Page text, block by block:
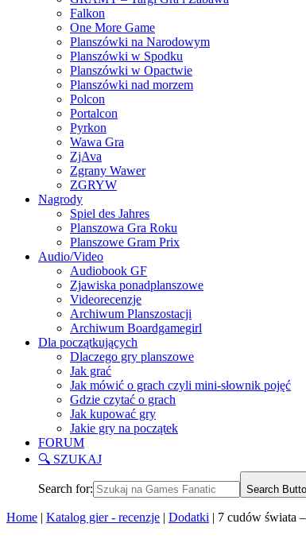
Falkon
One More Game
Planszówki na Narodowym
Planszówki w Spodku
Planszówki w Opactwie
Planszówki nad morzem
Polcon
Portalcon
Pyrkon
Wawa Gra
ZjAva
Zgrany Wawer
ZGRYW
Nagrody
Spiel des Jahres
Planszowa Gra Roku
Planszowe Gram Prix
Audio/Video
Audiobook GF
Zjawiska ponadplanszowe
Videorecenzje
Archiwum Planszostacji
Archiwum Boardgamegirl
Dla początkujących
Dlaczego gry planszowe
Jak grać
Jak mówić o grach czyli mini-słownik pojęć
Gdzie czytać o grach
Jak kupować gry
Jakie gry na początek
FORUM
🔍 SZUKAJ
Search for: Search
Home | Katalog gier - recenzje | Dodatki | 7 cudów świata